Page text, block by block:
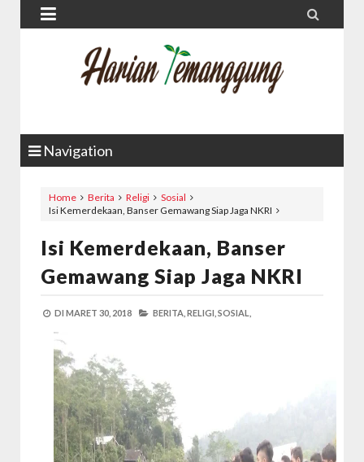
 
Navigation
Home Berita Religi
Sosial
Isi Kemerdekaan, Banser Gemawang Siap Jaga NKRI
Isi Kemerdekaan, Banser
Gemawang Siap Jaga NKRI
DI MARET 30, 2018 BERITA, RELIGI, SOSIAL,